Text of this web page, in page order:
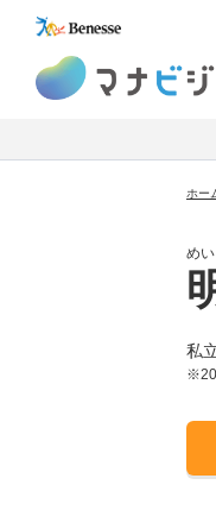
ホー
めい
私